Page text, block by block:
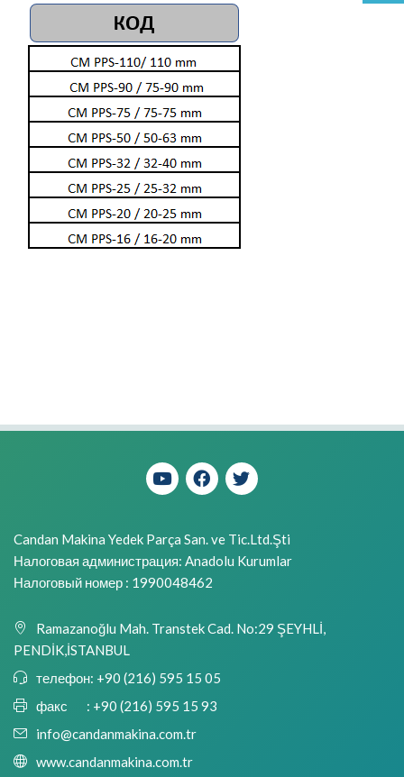
Candan Makina Yedek Parça San. ve Tic.Ltd.Şti
Налоговая администрация: Anadolu Kurumlar
Налоговый номер : 1990048462
Ramazanoğlu Mah. Transtek Cad. No:29 ŞEYHLİ,
PENDİK,İSTANBUL
телефон: +90 (216) 595 15 05
факс : +90 (216) 595 15 93
info@candanmakina.com.tr
www.candanmakina.com.tr